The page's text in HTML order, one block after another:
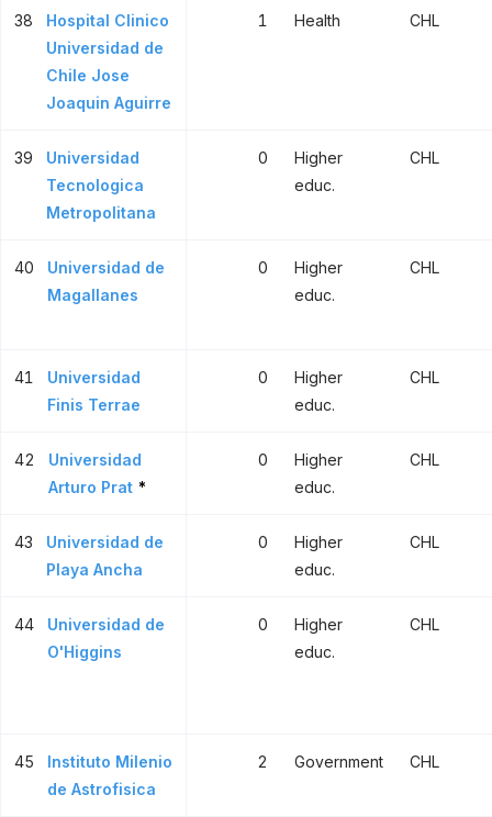
38
Hospital Clinico
Universidad de
Chile Jose
Joaquin Aguirre
1 Health CHL
39
Universidad
Tecnologica
Metropolitana
0
Higher
educ.
CHL
40
Universidad de
Magallanes
0
Higher
educ.
CHL
41
Universidad
Finis Terrae
0
Higher
educ.
CHL
42
Universidad
Arturo Prat *
0
Higher
educ.
CHL
43
Universidad de
Playa Ancha
0
Higher
educ.
CHL
44
Universidad de
O'Higgins
0
Higher
educ.
CHL
45
Instituto Milenio
de Astrofisica
2 Government CHL